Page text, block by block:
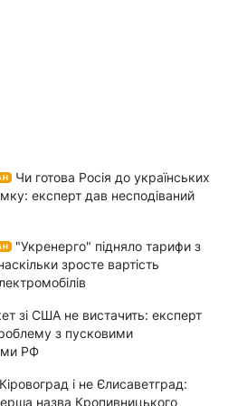
Чи готова Росія до українських
експерт дав несподіваний
"Укренерго" підняло тарифи з
зросте вартість
зі США не вистачить: експерт
з пусковими
РФ
і не Єлисаветград:
назва Кропивницького